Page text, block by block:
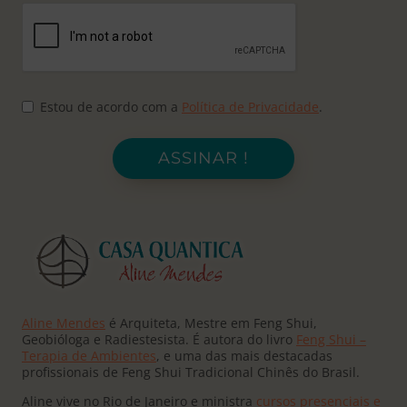
Estou de acordo com a Política de Privacidade.
ASSINAR !
Aline Mendes é Arquiteta, Mestre em Feng Shui,
Geobióloga e Radiestesista. É autora do livro Feng Shui –
Terapia de Ambientes, e uma das mais destacadas
profissionais de Feng Shui Tradicional Chinês do Brasil.
Aline vive no Rio de Janeiro e ministra cursos presenciais e